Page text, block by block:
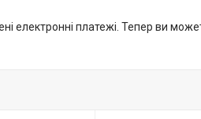
електронні платежі. Тепер ви